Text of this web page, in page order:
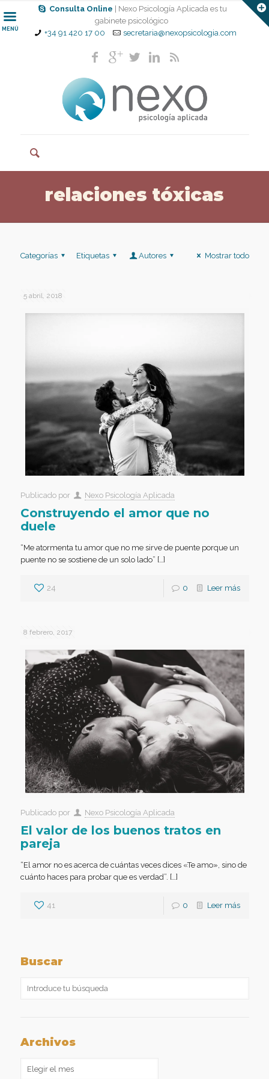
Consulta Online
| Nexo Psicología Aplicada es tu
gabinete psicológico
+34 91 420 17 00
secretaria@nexopsicologia.com
MENÚ
relaciones tóxicas
Categorías Etiquetas Autores Mostrar todo
5 abril, 2018
Publicado por Nexo Psicología Aplicada
Construyendo el amor que no
duele
“Me atormenta tu amor que no me sirve de puente porque un
puente no se sostiene de un solo lado” […]
24 0 Leer más
8 febrero, 2017
Publicado por Nexo Psicología Aplicada
El valor de los buenos tratos en
pareja
“El amor no es acerca de cuántas veces dices «Te amo», sino de
cuánto haces para probar que es verdad”. […]
41 0 Leer más
Buscar
Archivos